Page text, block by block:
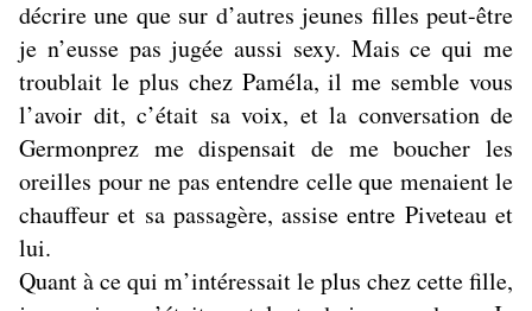
décrire une que sur d’autres jeunes filles peut-être
je n’eusse pas jugée aussi sexy. Mais ce qui me
troublait le plus chez Paméla, il me semble vous
l’avoir dit, c’était sa voix, et la conversation de
Germonprez me dispensait de me boucher les
oreilles pour ne pas entendre celle que menaient le
chauffeur et sa passagère, assise entre Piveteau et
lui.
Quant à ce qui m’intéressait le plus chez cette fille,